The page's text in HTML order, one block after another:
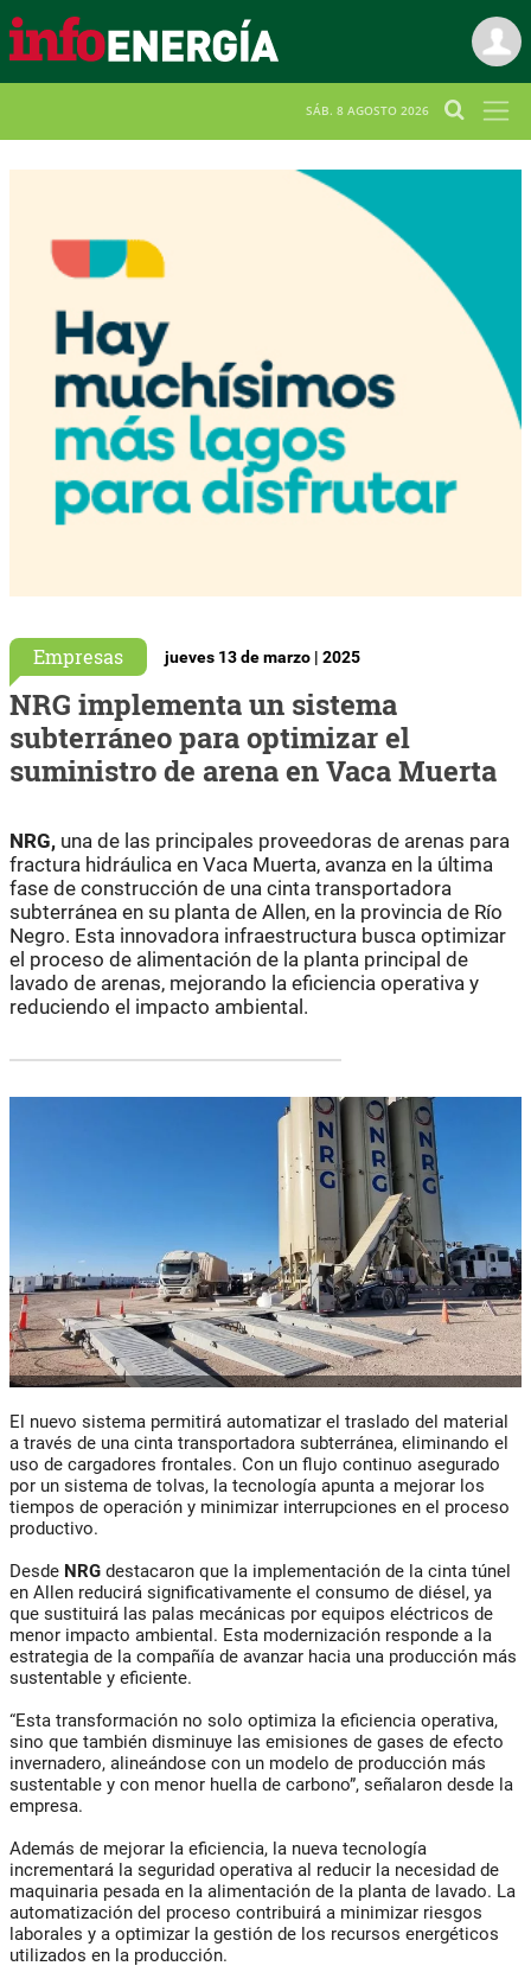
SÁB. 8 AGOSTO 2026
Empresas jueves 13 de marzo | 2025
NRG implementa un sistema
subterráneo para optimizar el
suministro de arena en Vaca Muerta
NRG, una de las principales proveedoras de arenas para
fractura hidráulica en Vaca Muerta, avanza en la última
fase de construcción de una cinta transportadora
subterránea en su planta de Allen, en la provincia de Río
Negro. Esta innovadora infraestructura busca optimizar
el proceso de alimentación de la planta principal de
lavado de arenas, mejorando la eficiencia operativa y
reduciendo el impacto ambiental.
El nuevo sistema permitirá automatizar el traslado del material
a través de una cinta transportadora subterránea, eliminando el
uso de cargadores frontales. Con un flujo continuo asegurado
por un sistema de tolvas, la tecnología apunta a mejorar los
tiempos de operación y minimizar interrupciones en el proceso
productivo.
Desde NRG destacaron que la implementación de la cinta túnel
en Allen reducirá significativamente el consumo de diésel, ya
que sustituirá las palas mecánicas por equipos eléctricos de
menor impacto ambiental. Esta modernización responde a la
estrategia de la compañía de avanzar hacia una producción más
sustentable y eficiente.
“Esta transformación no solo optimiza la eficiencia operativa,
sino que también disminuye las emisiones de gases de efecto
invernadero, alineándose con un modelo de producción más
sustentable y con menor huella de carbono”, señalaron desde la
empresa.
Además de mejorar la eficiencia, la nueva tecnología
incrementará la seguridad operativa al reducir la necesidad de
maquinaria pesada en la alimentación de la planta de lavado. La
automatización del proceso contribuirá a minimizar riesgos
laborales y a optimizar la gestión de los recursos energéticos
utilizados en la producción.